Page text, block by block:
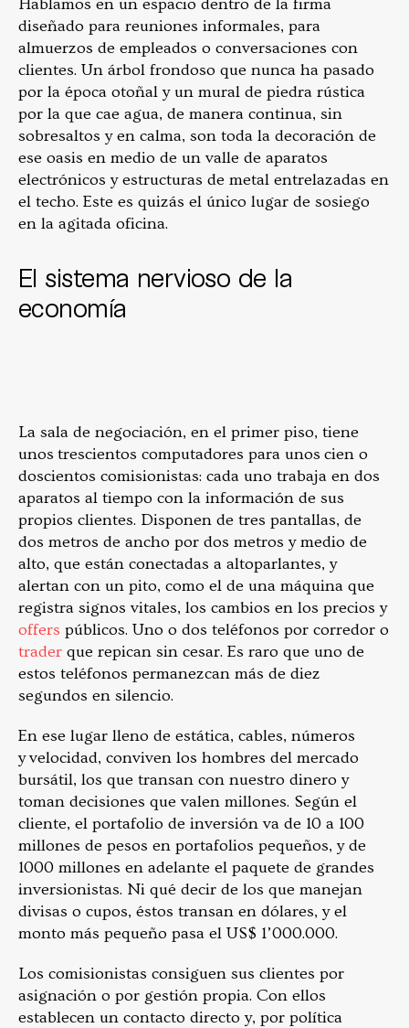
diseñado para reuniones informales, para
almuerzos de empleados o conversaciones con
clientes. Un árbol frondoso que nunca ha pasado
por la época otoñal y un mural de piedra rústica
por la que cae agua, de manera continua, sin
sobresaltos y en calma, son toda la decoración de
ese oasis en medio de un valle de aparatos
electrónicos y estructuras de metal entrelazadas en
el techo. Este es quizás el único lugar de sosiego
en la agitada oficina.
El sistema nervioso de la
economía
La sala de negociación, en el primer piso, tiene
unos trescientos computadores para unos cien o
doscientos comisionistas: cada uno trabaja en dos
aparatos al tiempo con la información de sus
propios clientes. Disponen de tres pantallas, de
dos metros de ancho por dos metros y medio de
alto, que están conectadas a altoparlantes, y
alertan con un pito, como el de una máquina que
registra signos vitales, los cambios en los precios y
offers públicos. Uno o dos teléfonos por corredor o
trader que repican sin cesar. Es raro que uno de
estos teléfonos permanezcan más de diez
segundos en silencio.
En ese lugar lleno de estática, cables, números
y velocidad, conviven los hombres del mercado
bursátil, los que transan con nuestro dinero y
toman decisiones que valen millones. Según el
cliente, el portafolio de inversión va de 10 a 100
millones de pesos en portafolios pequeños, y de
1000 millones en adelante el paquete de grandes
inversionistas. Ni qué decir de los que manejan
divisas o cupos, éstos transan en dólares, y el
monto más pequeño pasa el US$ 1’000.000.
Los comisionistas consiguen sus clientes por
asignación o por gestión propia. Con ellos
establecen un contacto directo y, por política